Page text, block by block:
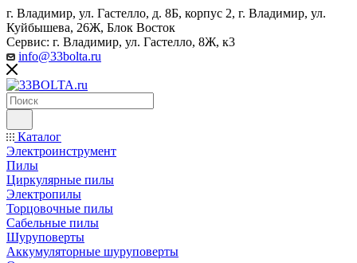
г. Владимир, ул. Гастелло, д. 8Б, корпус 2, г. Владимир, ул. ​
Куйбышева, 26Ж, Блок Восток
Сервис: г. Владимир, ул. Гастелло, 8Ж, к3
info@33bolta.ru
Каталог
Электроинструмент
Пилы
Циркулярные пилы
Электропилы
Торцовочные пилы
Сабельные пилы
Шуруповерты
Аккумуляторные шуруповерты